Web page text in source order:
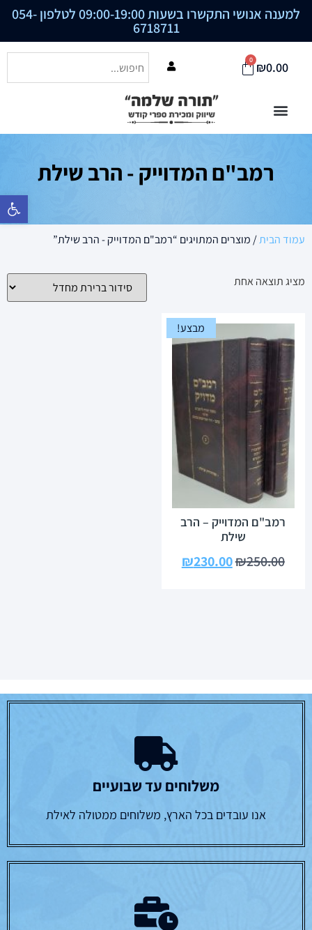
פתח סרגל
למענה אנושי התקשרו בשעות 09:00-19:00 לטלפון 054-
6718711
₪0.00
0
רמב"ם המדוייק - הרב שילת
עמוד הבית/ מוצרים המתויגים “רמב"ם המדוייק - הרב שילת”
מציג תוצאה אחת
מבצע!
רמב"ם המדוייק – הרב
שילת
₪250.00
₪230.00
משלוחים עד שבועיים
אנו עובדים בכל הארץ, משלוחים ממטולה לאילת